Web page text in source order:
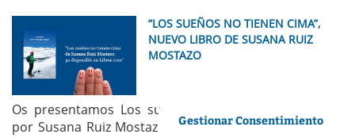
“LOS SUEÑOS NO TIENEN CIMA”,
NUEVO LIBRO DE SUSANA RUIZ
MOSTAZO
Os presentamos Los sueños no tienen cima, escrito
por Susana Ruiz Mostazo. En él Susana nos cuenta su
Gestionar Consentimiento